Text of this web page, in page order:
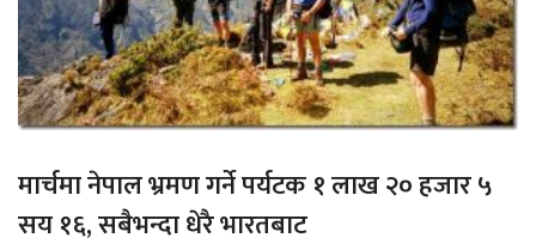
मार्चमा नेपाल भ्रमण गर्ने पर्यटक १ लाख २० हजार ५
सय १६, सबैभन्दा धेरै भारतबाट